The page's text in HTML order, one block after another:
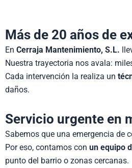
Más de 20 años de
En Cerraja Mantenimiento, S.L.
Nuestra trayectoria nos avala:
Cada intervención la realiza un
daños.
Servicio urgente en
Sabemos que una emergencia de
Por eso, contamos con un equipo
punto del barrio o zonas cercanas.